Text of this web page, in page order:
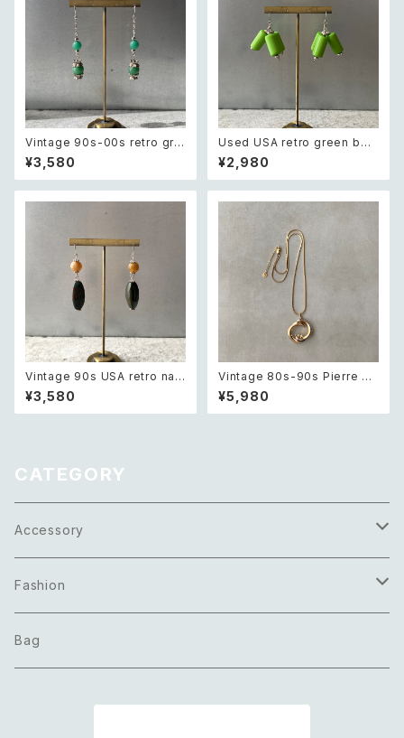
Vintage 90s-00s retro gre
en aventurine pierce レトロ
ヴィンテージ アクセサリー 天然
石 グリーンアベンチュリン ピア
¥3,580
Used USA retro green bea
ds pierce レトロ アメリカ ユ
ーズド アクセサリー グリーン ビ
ーズ ピアス/イヤリング
¥2,980
Vintage 90s USA retro nat
ural stone agate×green ja
sper swing design pierce
レトロ アメリカ ヴィンテージ ア
¥3,580
Vintage 80s-90s Pierre ca
rdin crystal bijou bicolor g
eometric necklace レトロ ヴ
ィンテージ アクセサリー ピエー
¥5,980
CATEGORY
Accessory
Necklace
Pierce
Fashion
Tops
Bag